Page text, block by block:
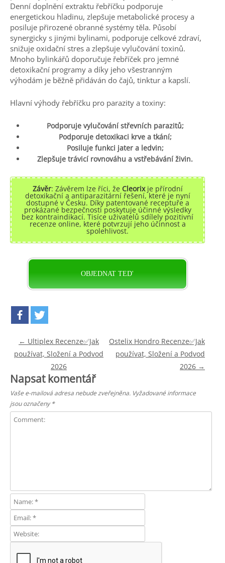
Denní doplnění extraktu řebříčku podporuje
energetickou hladinu, zlepšuje metabolické procesy a
posiluje přirozené obranné systémy těla. Působí
synergicky s jinými bylinami, podporuje celkové zdraví,
snižuje oxidační stres a zlepšuje vylučování toxinů.
Mnoho bylinkářů doporučuje řebříček pro jemné
detoxikační programy a díky jeho všestranným
výhodám je běžně přidáván do čajů, tinktur a kapslí.
Hlavní výhody řebříčku pro parazity a toxiny:
Podporuje vylučování střevních parazitů;
Podporuje detoxikaci krve a tkání;
Posiluje funkci jater a ledvin;
Zlepšuje trávicí rovnováhu a vstřebávání živin.
Závěr: Závěrem lze říci, že Cleorixje přírodní
detoxikační a antiparazitární řešení, které je nyní
dostupné v Česku. Díky patentované receptuře a
prokázané bezpečnosti poskytuje účinné výsledky
bez kontraindikací. Tisíce uživatelů sdílely pozitivní
recenze online, které potvrzují jeho účinnost a
spolehlivost.
OBJEDNAT TED'
Post navigation
← Ultiplex Recenze✅Jak
používat, Složení a Podvod
2026
Ostelix Hondro Recenze✅Jak
používat, Složení a Podvod
2026 →
Napsat komentář
Vaše e-mailová adresa nebude zveřejněna. Vyžadované informace
jsou označeny*